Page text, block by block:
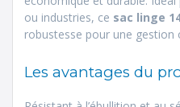
ou industries, ce sac linge
robustesse pour une gestion
Les avantages du